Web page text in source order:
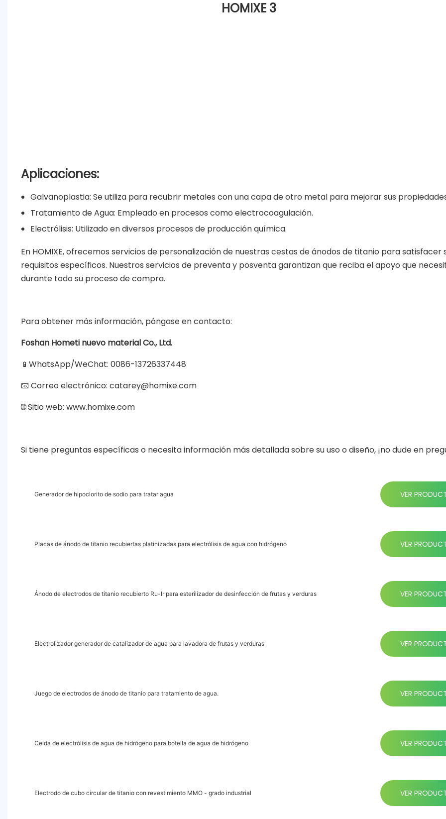
Aplicaciones:
Galvanoplastia: Se utiliza para recubrir metales con una capa de otro metal para mejorar sus
Tratamiento de Agua: Empleado en procesos como electrocoagulación.
Electrólisis: Utilizado en diversos procesos de producción química.
En HOMIXE, ofrecemos servicios de personalización de nuestras cestas de ánodos de titanio para satisfacer
requisitos específicos. Nuestros servicios de preventa y posventa garantizan que reciba el apoyo que
durante todo su proceso de compra.
Para obtener más información, póngase en contacto:
Foshan Hometi nuevo material Co., Ltd.
📱WhatsApp/WeChat: 0086-13726337448
📧 Correo electrónico: catarey@homixe.com
🌐 Sitio web: www.homixe.com
Si tiene preguntas específicas o necesita información más detallada sobre su uso o diseño, ¡no dude en
Generador de hipoclorito de sodio para tratar agua VER
Placas de ánodo de titanio recubiertas platinizadas para electrólisis de agua con hidrógeno VER
Ánodo de electrodos de titanio recubierto Ru-Ir para esterilizador de desinfección de frutas y verduras VER
Electrolizador generador de catalizador de agua para lavadora de frutas y verduras VER
Juego de electrodos de ánodo de titanio para tratamiento de agua. VER
Celda de electrólisis de agua de hidrógeno para botella de agua de hidrógeno VER
Electrodo de cubo circular de titanio con revestimiento MMO - grado industrial VER